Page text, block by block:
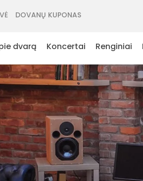
DOVANŲ KUPONAS
dvarą Koncertai Renginiai